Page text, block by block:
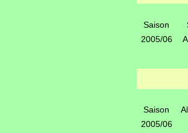
Saison
2005/06
Saison
2005/06